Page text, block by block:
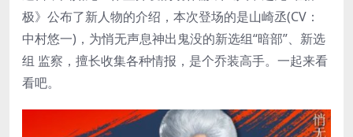
极》公布了新人物的介绍，本次登场的是山崎丞(CV：
中村悠一)，为悄无声息神出鬼没的新选组“暗部”、新选
组 监察，擅长收集各种情报，是个乔装高手。一起来看
看吧。